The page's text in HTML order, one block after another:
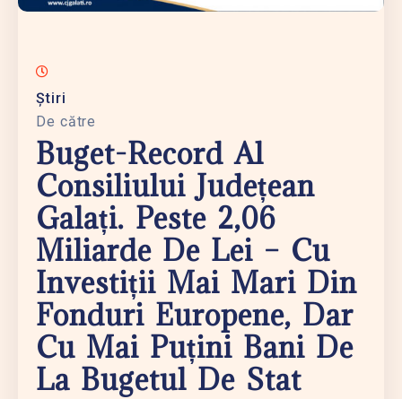
Știri
De către
Buget-Record Al
Consiliului Județean
Galați. Peste 2,06
Miliarde De Lei – Cu
Investiții Mai Mari Din
Fonduri Europene, Dar
Cu Mai Puțini Bani De
La Bugetul De Stat